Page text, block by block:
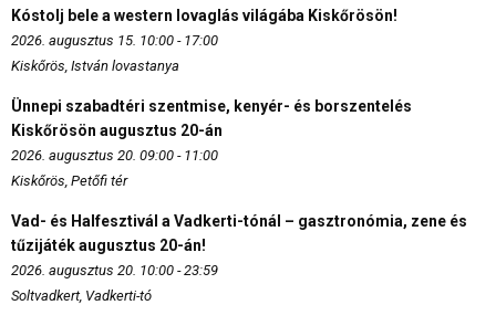
Kóstolj bele a western lovaglás világába Kiskőrösön!
2026. augusztus 15. 10:00 - 17:00
Kiskőrös, István lovastanya
Ünnepi szabadtéri szentmise, kenyér- és borszentelés
Kiskőrösön augusztus 20-án
2026. augusztus 20. 09:00 - 11:00
Kiskőrös, Petőfi tér
Vad- és Halfesztivál a Vadkerti-tónál – gasztronómia, zene és
tűzijáték augusztus 20-án!
2026. augusztus 20. 10:00 - 23:59
Soltvadkert, Vadkerti-tó